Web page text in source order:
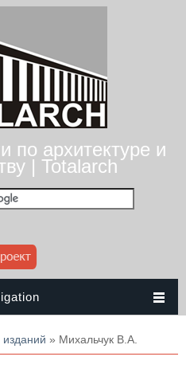
по архитектуре и
| Totalarch
» Михальчук В.А.